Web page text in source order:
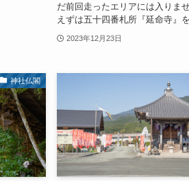
だ前回走ったエリアには入りま
えずは五十四番札所『延命寺』
2023年12月23日
神社仏閣